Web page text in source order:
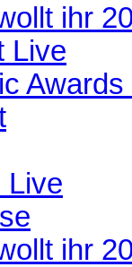
ihr
Live
Awards
Live
ihr